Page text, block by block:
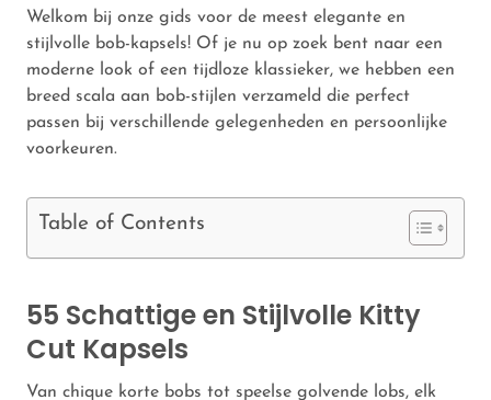
Welkom bij onze gids voor de meest elegante en
stijlvolle bob-kapsels! Of je nu op zoek bent naar een
moderne look of een tijdloze klassieker, we hebben een
breed scala aan bob-stijlen verzameld die perfect
passen bij verschillende gelegenheden en persoonlijke
voorkeuren.
Table of Contents
55 Schattige en Stijlvolle Kitty
Cut Kapsels
Van chique korte bobs tot speelse golvende lobs, elk